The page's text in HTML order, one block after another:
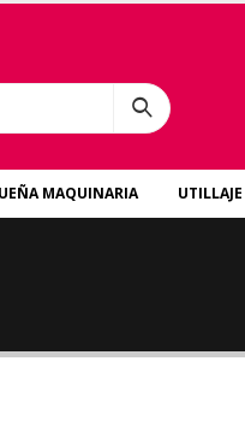
MAQUINARIA UTILLAJE